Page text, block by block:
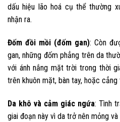
dấu hiệu lão hoá cụ thể thường
nhận ra.
Đốm đồi mồi (đốm gan): Còn
gan, những đốm phẳng trên da
với ánh nắng mặt trời trong thời
trên khuôn mặt, bàn tay, hoặc cẳng
Da khô và cảm giác ngứa: Tình
giai đoạn này vì da trở nên mỏng